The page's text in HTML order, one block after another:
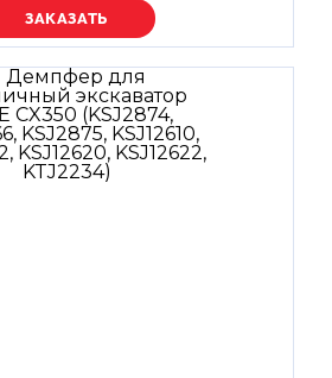
Уточняйте цену